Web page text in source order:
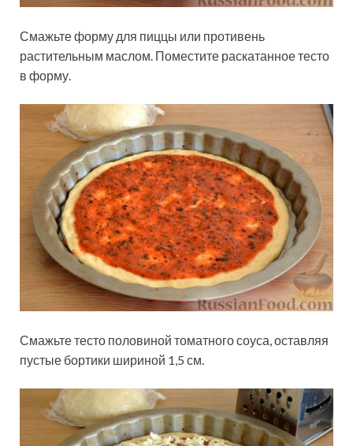
Смажьте форму для пиццы или противень
растительным маслом. Поместите раскатанное тесто
в форму.
Смажьте тесто половиной томатного соуса, оставляя
пустые бортики шириной 1,5 см.